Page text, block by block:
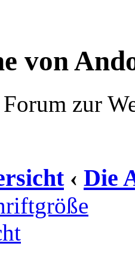
von
zur
‹ Die